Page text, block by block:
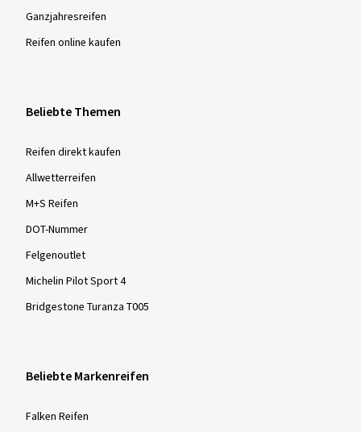
Ganzjahres­reifen
Reifen online kaufen
Beliebte Themen
Reifen direkt kaufen
Allwetterreifen
M+S Reifen
DOT-Nummer
Felgenoutlet
Michelin Pilot Sport 4
Bridgestone Turanza T005
Beliebte Markenreifen
Falken Reifen